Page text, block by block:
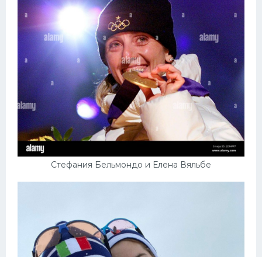
Стефания Бельмондо и Елена Вяльбе